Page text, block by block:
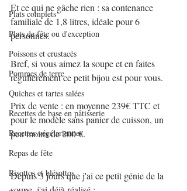
Plats complets
Plats de fête ou d'exception
Poissons et crustacés
Pommes de terre
Quiches et tartes salées
Recettes de base en pâtisserie
Recettes végétariennes
Repas de fête
Risottos et blésottos
Et ce qui ne gâche rien : sa contenance
familiale de 1,8 litres, idéale pour 6
personnes.
Bref, si vous aimez la soupe et en faites
régulièrement ce petit bijou est pour vous.
Prix de vente : en moyenne 239€ TTC et
pour le modèle sans panier de cuisson, un
peu moins de 200 €.
Depuis 3 jours que j'ai ce petit génie de la